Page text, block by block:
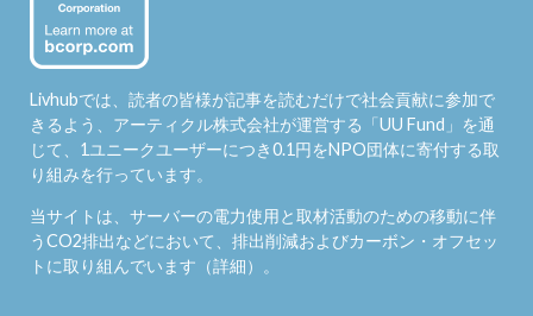
Livhubでは、読者の皆様が記事を読むだけで社会貢献に参加で
きるよう、アーティクル株式会社が運営する「UU Fund 」を通
じて、1ユニークユーザーにつき0.1円をNPO団体に寄付する取
り組みを行っています。
当サイトは、サーバーの電力使用と取材活動のための移動に伴
うCO2排出などにおいて、排出削減およびカーボン・オフセッ
トに取り組んでいます（詳細）。